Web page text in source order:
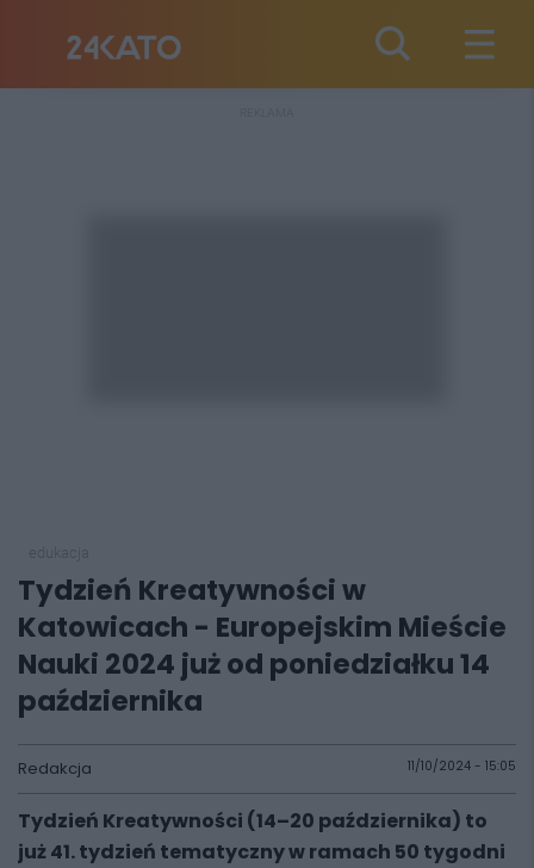
Tydzień Kreatywności w
Katowicach - Europejskim Mieście
Nauki 2024 już od poniedziałku 14
października
Redakcja 11/10/2024 - 15:05
Tydzień Kreatywności (14–20 października) to
już 41. tydzień tematyczny w ramach 50 tygodni